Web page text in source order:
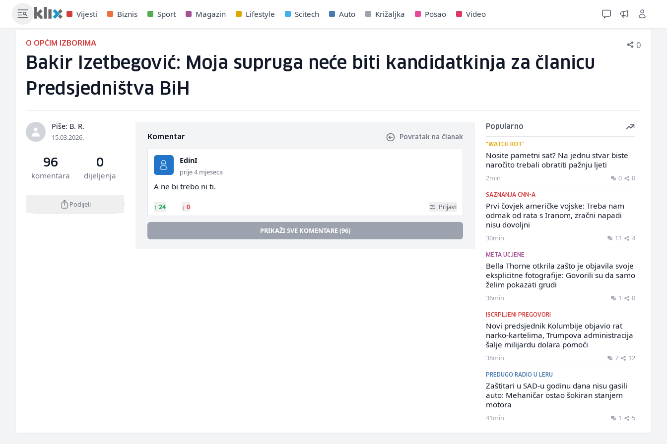
Vijesti Biznis Sport Magazin Lifestyle Scitech Auto Križaljka Posao Video
O OPĆIM IZBORIMA 0
Bakir Izetbegović: Moja supruga neće biti kandidatkinja za članicu
Predsjedništva BiH
Piše: B. R.
15.03.2026.
96
komentara
0
dijeljenja
Podijeli
Komentar Povratak na članak
EdinI
prije 4 mjeseca
A ne bi trebo ni ti.
↑ 24 ↓ 0 Prijavi
PRIKAŽI SVE KOMENTARE (96)
Popularno
"WATCH ROT"
Nosite pametni sat? Na jednu stvar biste
naročito trebali obratiti pažnju ljeti
2min 0 0
SAZNANJA CNN-A
Prvi čovjek američke vojske: Treba nam
odmak od rata s Iranom, zračni napadi
nisu dovoljni
30min 11 4
META UCJENE
Bella Thorne otkrila zašto je objavila svoje
eksplicitne fotografije: Govorili su da samo
želim pokazati grudi
36min 1 0
ISCRPLJENI PREGOVORI
Novi predsjednik Kolumbije objavio rat
narko-kartelima, Trumpova administracija
šalje milijardu dolara pomoći
38min 7 12
PREDUGO RADIO U LERU
Zaštitari u SAD-u godinu dana nisu gasili
auto: Mehaničar ostao šokiran stanjem
motora
41min 1 5